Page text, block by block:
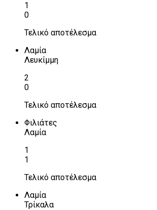
1
0
Τελικό αποτέλεσμα
Λαμία
Λευκίμμη
2
0
Τελικό αποτέλεσμα
Φιλιάτες
Λαμία
1
1
Τελικό αποτέλεσμα
Λαμία
Τρίκαλα